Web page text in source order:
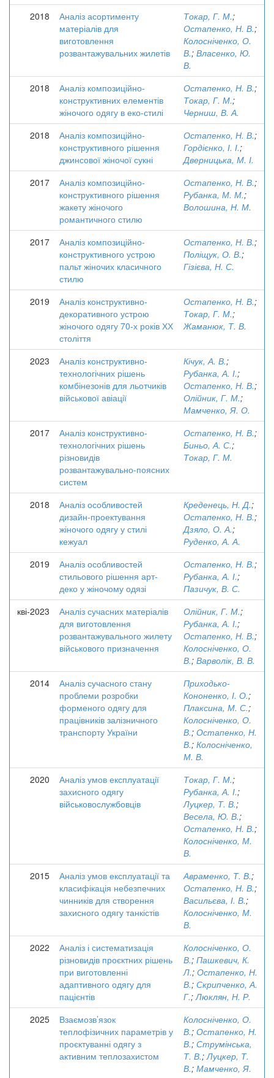
2018
Аналіз асортименту
матеріалів для
виготовлення
розвантажувальних жилетів
Токар, Г. М.;
Остапенко, Н. В.;
Колосніченко, О.
В.; Власенко, Ю.
В.
2018
Аналіз композиційно-
конструктивних елементів
жіночого одягу в еко-стилі
Остапенко, Н. В.;
Токар, Г. М.;
Черниш, В. А.
2018
Аналіз композиційно-
конструктивного рішення
джинсової жіночої сукні
Остапенко, Н. В.;
Гордієнко, І. І.;
Дверницька, М. І.
2017
Аналіз композиційно-
конструктивного рішення
жакету жіночого
романтичного стилю
Остапенко, Н. В.;
Рубанка, М. М.;
Волошина, Н. М.
2017
Аналіз композиційно-
конструктивного устрою
пальт жіночих класичного
стилю
Остапенко, Н. В.;
Поліщук, О. В.;
Гізієва, Н. С.
2019
Аналіз конструктивно-
декоративного устрою
жіночого одягу 70-х років ХХ
століття
Остапенко, Н. В.;
Токар, Г. М.;
Жаманюк, Т. В.
2023
Аналіз конструктивно-
технологічних рішень
комбінезонів для льотчиків
військової авіації
Кічук, А. В.;
Рубанка, А. І.;
Остапенко, Н. В.;
Олійник, Г. М.;
Мамченко, Я. О.
2017
Аналіз конструктивно-
технологічних рішень
різновидів
розвантажувально-поясних
систем
Остапенко, Н. В.;
Биньо, А. С.;
Токар, Г. М.
2018
Аналіз особливостей
дизайн-проектування
жіночого одягу у стилі
кежуал
Креденець, Н. Д.;
Остапенко, Н. В.;
Дзяло, О. А.;
Руденко, А. А.
2019
Аналіз особливостей
стильового рішення арт-
деко у жіночому одязі
Остапенко, Н. В.;
Рубанка, А. І.;
Пазичук, В. С.
кві-2023
Аналіз сучасних матеріалів
для виготовлення
розвантажувального жилету
військового призначення
Олійник, Г. М.;
Рубанка, А. І.;
Остапенко, Н. В.;
Колосніченко, О.
В.; Варволік, В. В.
2014
Аналіз сучасного стану
проблеми розробки
форменого одягу для
працівників залізничного
транспорту України
Приходько-
Кононенко, І. О.;
Плаксина, М. С.;
Колосніченко, О.
В.; Остапенко, Н.
В.; Колосніченко,
М. В.
2020
Аналіз умов експлуатації
захисного одягу
військовослужбовців
Токар, Г. М.;
Рубанка, А. І.;
Луцкер, Т. В.;
Весела, Ю. В.;
Остапенко, Н. В.;
Колосніченко, М.
В.
2015
Аналіз умов експлуатації та
класифікація небезпечних
чинників для створення
захисного одягу танкістів
Авраменко, Т. В.;
Остапенко, Н. В.;
Васильєва, І. В.;
Колосніченко, М.
В.
2022
Аналіз і систематизація
різновидів проєктних рішень
при виготовленні
адаптивного одягу для
пацієнтів
Колосніченко, О.
В.; Пашкевич, К.
Л.; Остапенко, Н.
В.; Скрипченко, А.
Г.;Люклян, Н. Р.
2025
Взаємозв’язок
теплофізичних параметрів у
проєктуванні одягу з
активним теплозахистом
Колосніченко, О.
В.; Остапенко, Н.
В.; Струмінська,
Т. В.;Луцкер, Т.
В.; Мамченко, Я.